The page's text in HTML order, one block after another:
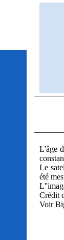
L'âge
Le
été
Crédit
Voir